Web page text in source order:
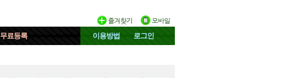
무료등록 이용방법 로그인